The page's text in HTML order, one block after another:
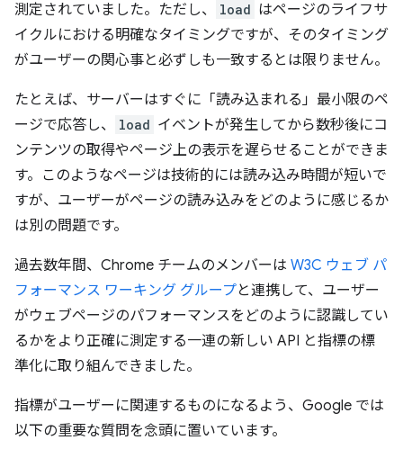
測定されていました。ただし、
load はページのライフサ
イクルにおける明確なタイミングですが、そのタイミング
がユーザーの関心事と必ずしも一致するとは限りません。
たとえば、サーバーはすぐに「読み込まれる」最小限のペ
ージで応答し、
load イベントが発生してから数秒後にコ
ンテンツの取得やページ上の表示を遅らせることができま
す。このようなページは技術的には読み込み時間が短いで
すが、ユーザーがページの読み込みをどのように感じるか
は別の問題です。
過去数年間、Chrome チームのメンバーは W3C ウェブ パ
フォーマンス ワーキング グループと連携して、ユーザー
がウェブページのパフォーマンスをどのように認識してい
るかをより正確に測定する一連の新しい API と指標の標
準化に取り組んできました。
指標がユーザーに関連するものになるよう、Google では
以下の重要な質問を念頭に置いています。